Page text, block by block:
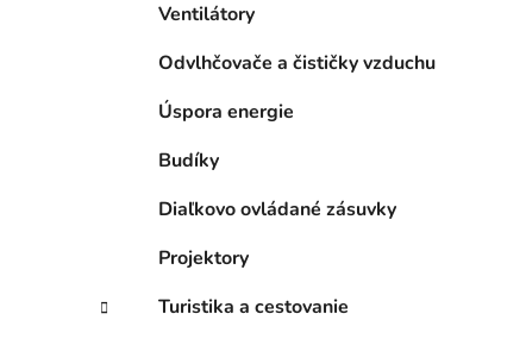
Ventilátory
Odvlhčovače a čističky vzduchu
Úspora energie
Budíky
Diaľkovo ovládané zásuvky
Projektory
Turistika a cestovanie